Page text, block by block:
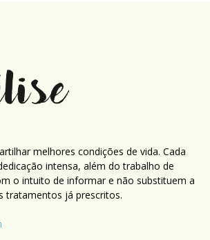
melhores condições de vida. Cada
intensa, além do trabalho de
o intuito de informar e não substituem a
tratamentos já prescritos.